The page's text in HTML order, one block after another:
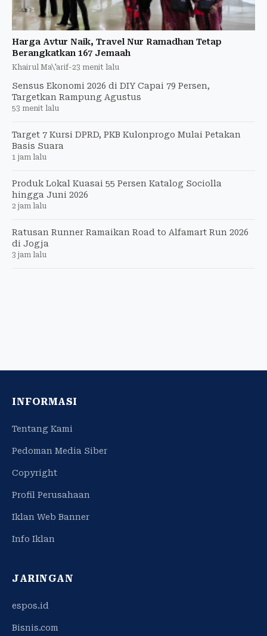
Harga Avtur Naik, Travel Nur Ramadhan Tetap
Berangkatkan 167 Jemaah
Khairul Ma\'arif-23 menit lalu
Sensus Ekonomi 2026 di DIY Capai 79 Persen,
Targetkan Rampung Agustus
53 menit lalu
Target 7 Kursi DPRD, PKB Kulonprogo Mulai Petakan
Basis Suara
1 jam lalu
Produk Lokal Kuasai 55 Persen Katalog Sociolla
hingga Juni 2026
2 jam lalu
Ratusan Runner Ramaikan Road to Alfamart Run 2026
di Jogja
3 jam lalu
INFORMASI
Tentang Kami
Pedoman Media Siber
Copyright
Profil Perusahaan
Iklan Web Banner
Info Iklan
JARINGAN
espos.id
Bisnis.com